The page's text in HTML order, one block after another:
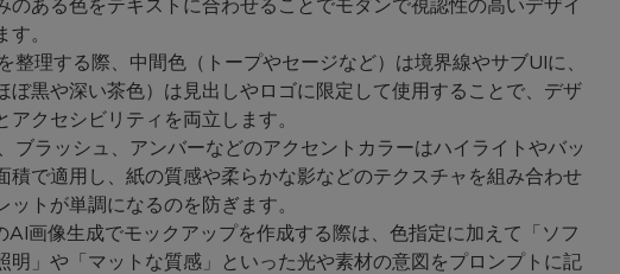
のある色をテキストに合わせることでモダンで視認性の高いデザイ
。
理する際、中間色（トープやセージなど）は境界線やサブUIに、
ぼ黒や深い茶色）は見出しやロゴに限定して使用することで、デザ
アクセシビリティを両立します。
ラッシュ、アンバーなどのアクセントカラーはハイライトやバッ
積で適用し、紙の質感や柔らかな影などのテクスチャを組み合わせ
ットが単調になるのを防ぎます。
画像生成でモックアップを作成する際は、色指定に加えて「ソフ
明」や「マットな質感」といった光や素材の意図をプロンプトに記